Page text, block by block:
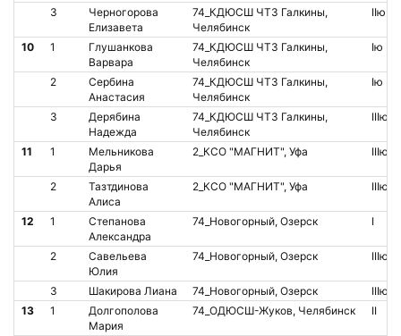
3
Черногорова
Елизавета
74_КДЮСШ ЧТЗ Галкины,
Челябинск
IIю
10 1
Глушанкова
Варвара
74_КДЮСШ ЧТЗ Галкины,
Челябинск
Iю
2
Сербина
Анастасия
74_КДЮСШ ЧТЗ Галкины,
Челябинск
Iю
3
Дерябина
Надежда
74_КДЮСШ ЧТЗ Галкины,
Челябинск
IIIю
11 1
Мельникова
Дарья
2_КСО "МАГНИТ", Уфа IIIю
2
Тазтдинова
Алиса
2_КСО "МАГНИТ", Уфа IIIю
12 1
Степанова
Александра
74_Новогорный, Озерск I
2
Савельева
Юлия
74_Новогорный, Озерск IIIю
3 Шакирова Лиана 74_Новогорный, Озерск
IIIю
13
1
Долгополова
Мария
74_ОДЮСШ-Жуков, Челябинск II